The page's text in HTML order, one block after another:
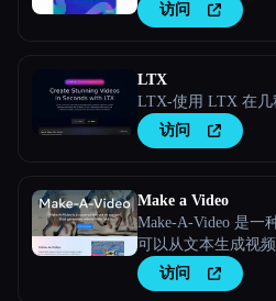
访问
LTX
LTX-使用 LTX 在几
访问
Make a Video
Make-A-Video 是一
可以从文本生成视频
访问